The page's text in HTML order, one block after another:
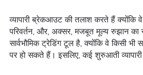
व्यापारी ब्रेकआउट की तलाश करते हैं क्योंकि वे
परिवर्तन, और, अक्सर, मजबूत मूल्य रुझान
सार्वभौमिक ट्रेडिंग टूल है, क्योंकि वे किसी भी
पर हो सकते हैं। इसलिए, कई शुरुआती